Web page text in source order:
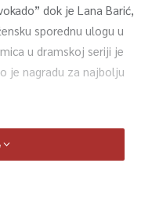
dok je Lana Barić,
sporednu ulogu u
u dramskoj seriji je
je nagradu za najbolju